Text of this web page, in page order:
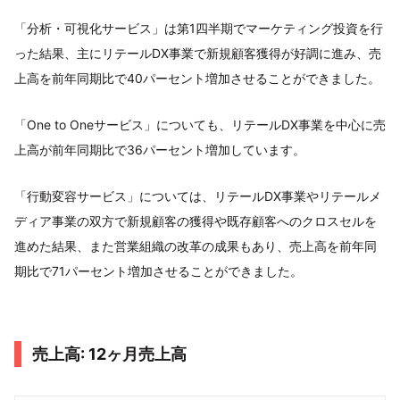
「分析・可視化サービス」は第1四半期でマーケティング投資を行
った結果、主にリテールDX事業で新規顧客獲得が好調に進み、売
上高を前年同期比で40パーセント増加させることができました。
「One to Oneサービス」についても、リテールDX事業を中心に売
上高が前年同期比で36パーセント増加しています。
「行動変容サービス」については、リテールDX事業やリテールメ
ディア事業の双方で新規顧客の獲得や既存顧客へのクロスセルを
進めた結果、また営業組織の改革の成果もあり、売上高を前年同
期比で71パーセント増加させることができました。
売上高: 12ヶ月売上高